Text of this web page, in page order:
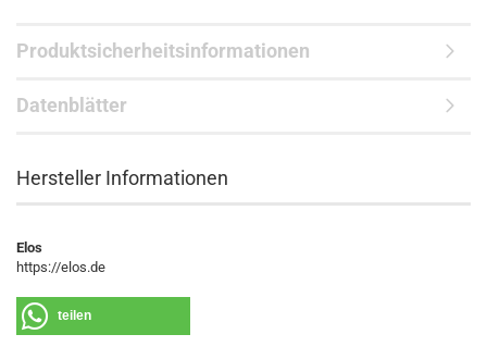
Produktsicherheitsinformationen
Datenblätter
Hersteller Informationen
Elos
https://elos.de
teilen